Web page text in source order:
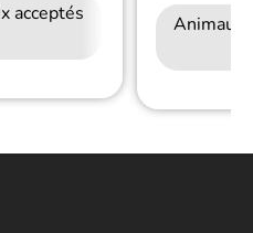
Restauration
acceptés
Accès Internet
Animaux